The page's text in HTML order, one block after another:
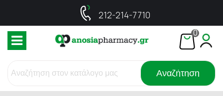
212-214-7710
0
Αναζήτηση